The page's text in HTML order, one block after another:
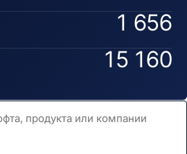
1 656
15 160